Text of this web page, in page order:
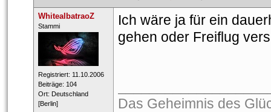
WhitealbatraoZ
​Stammi
Registriert: 11.10.2006
Beiträge: 104
Ort: Deutschland
[Berlin]
Ich wäre ja für ein
gehen oder Freiflug
Das Geheimnis des